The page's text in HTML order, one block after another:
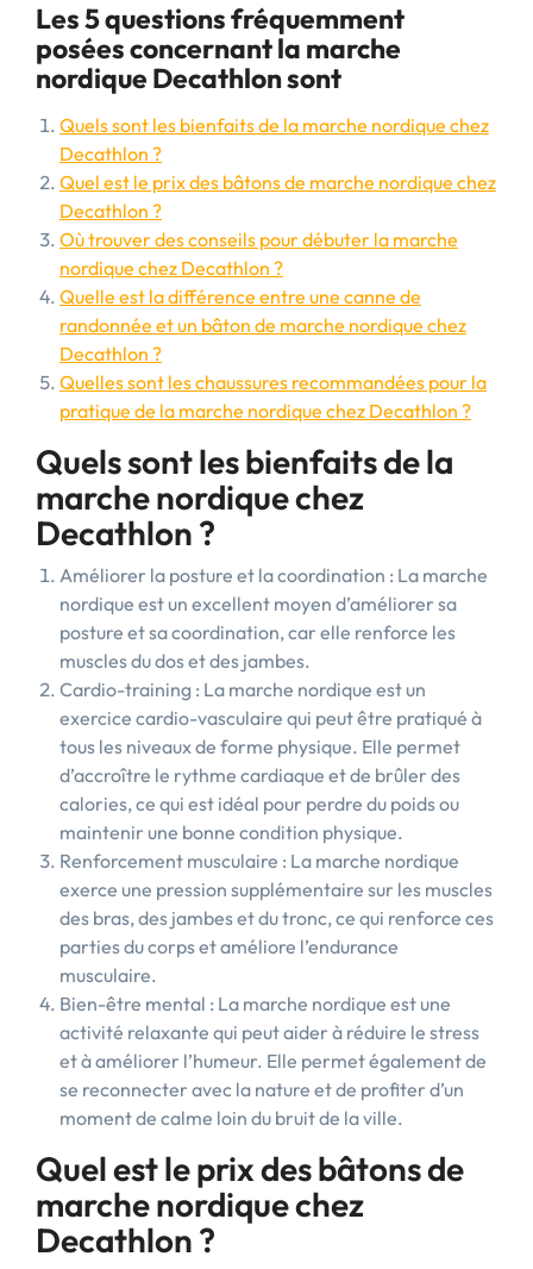
Les 5 questions fréquemment
posées concernant la marche
nordique Decathlon sont
Quels sont les bienfaits de la marche nordique chez
Decathlon ?
Quel est le prix des bâtons de marche nordique chez
Decathlon ?
Où trouver des conseils pour débuter la marche
nordique chez Decathlon ?
Quelle est la différence entre une canne de
randonnée et un bâton de marche nordique chez
Decathlon ?
Quelles sont les chaussures recommandées pour la
pratique de la marche nordique chez Decathlon ?
Quels sont les bienfaits de la
marche nordique chez
Decathlon ?
Améliorer la posture et la coordination : La marche
nordique est un excellent moyen d’améliorer sa
posture et sa coordination, car elle renforce les
muscles du dos et des jambes.
Cardio-training : La marche nordique est un
exercice cardio-vasculaire qui peut être pratiqué à
tous les niveaux de forme physique. Elle permet
d’accroître le rythme cardiaque et de brûler des
calories, ce qui est idéal pour perdre du poids ou
maintenir une bonne condition physique.
Renforcement musculaire : La marche nordique
exerce une pression supplémentaire sur les muscles
des bras, des jambes et du tronc, ce qui renforce ces
parties du corps et améliore l’endurance
musculaire.
Bien-être mental : La marche nordique est une
activité relaxante qui peut aider à réduire le stress
et à améliorer l’humeur. Elle permet également de
se reconnecter avec la nature et de profiter d’un
moment de calme loin du bruit de la ville.
Quel est le prix des bâtons de
marche nordique chez
Decathlon ?